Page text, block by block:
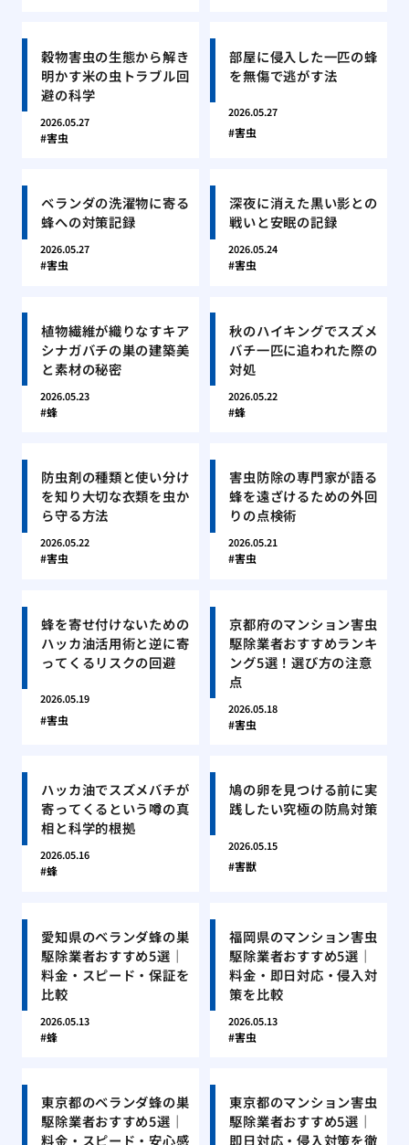
穀物害虫の生態から解き
明かす米の虫トラブル回
避の科学
2026.05.27
害虫
部屋に侵入した一匹の蜂
を無傷で逃がす法
2026.05.27
害虫
ベランダの洗濯物に寄る
蜂への対策記録
2026.05.27
害虫
深夜に消えた黒い影との
戦いと安眠の記録
2026.05.24
害虫
植物繊維が織りなすキア
シナガバチの巣の建築美
と素材の秘密
2026.05.23
蜂
秋のハイキングでスズメ
バチ一匹に追われた際の
対処
2026.05.22
蜂
防虫剤の種類と使い分け
を知り大切な衣類を虫か
ら守る方法
2026.05.22
害虫
害虫防除の専門家が語る
蜂を遠ざけるための外回
りの点検術
2026.05.21
害虫
蜂を寄せ付けないための
ハッカ油活用術と逆に寄
ってくるリスクの回避
2026.05.19
害虫
京都府のマンション害虫
駆除業者おすすめランキ
ング5選！選び方の注意
点
2026.05.18
害虫
ハッカ油でスズメバチが
寄ってくるという噂の真
相と科学的根拠
2026.05.16
蜂
鳩の卵を見つける前に実
践したい究極の防鳥対策
2026.05.15
害獣
愛知県のベランダ蜂の巣
駆除業者おすすめ5選｜
料金・スピード・保証を
比較
2026.05.13
蜂
福岡県のマンション害虫
駆除業者おすすめ5選｜
料金・即日対応・侵入対
策を比較
2026.05.13
害虫
東京都のベランダ蜂の巣
駆除業者おすすめ5選｜
料金・スピード・安心感
東京都のマンション害虫
駆除業者おすすめ5選｜
即日対応・侵入対策を徹